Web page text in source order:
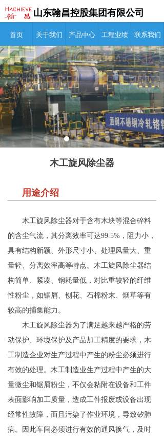
首页
产品中心
工程案例
新闻资讯
联系我们
山东翰昌控股集团有限公司
首页 关于我们 产品中心 工程业绩 联系我们
用途介绍
木工旋风除尘器对于含有木块等混合碎料
的含尘气流，其分离效率可达99.5%，阻力小，
具有结构新颖、外形尺寸小、处理风量大、重
量轻、分离效率高等特点。木工旋风除尘器结
构简单、紧凑、钢耗量低，对比重较轻的纤维
性粉尘，如锯屑、刨花、石棉粉末、烟草等有
较高的捕集能力。
木工旋风除尘器为了满足越来越严格的劳
动保护、环境保护及产品加工精度的要求，木
工制造企业对生产过程中产生的粉尘必须进行
有效的处理。木工制造业生产过程中产生的大
量微尘和锯屑粉尘，不仅会粘附在设备和工件
表面影响加工质量，造成工件报废或设备出现
经常性故障，而且污染了作业环境，导致矽肺
病。因此车间必须进行有效的通风换气，及时
木工旋风除尘器